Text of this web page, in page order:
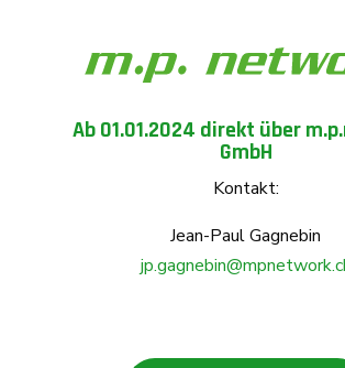
Ab 01.01.2024 direkt über
GmbH
Kontakt:
Jean-Paul Gagnebin